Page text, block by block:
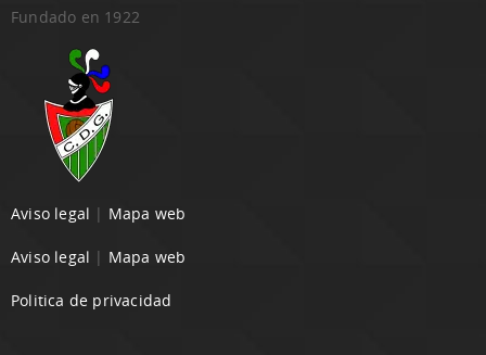
Fundado en 1922
Aviso legal | Mapa web
Aviso legal | Mapa web
Politica de privacidad